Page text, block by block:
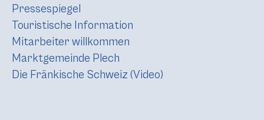
Pressespiegel
Touristische Information
Mitarbeiter willkommen
Marktgemeinde Plech
Die Fränkische Schweiz (Video)